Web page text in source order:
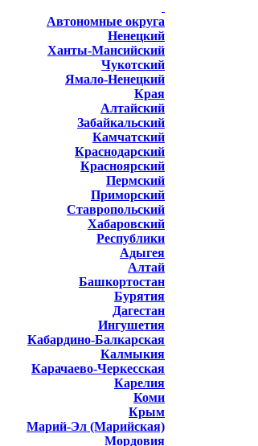
Автономные округа
Ненецкий
Ханты-Мансийский
Чукотский
Ямало-Ненецкий
Края
Алтайский
Забайкальский
Камчатский
Краснодарский
Красноярский
Пермский
Приморский
Ставропольский
Хабаровский
Республики
Адыгея
Алтай
Башкортостан
Бурятия
Дагестан
Ингушетия
Кабардино-Балкарская
Калмыкия
Карачаево-Черкесская
Карелия
Коми
Крым
Марий-Эл (Марийская)
Мордовия